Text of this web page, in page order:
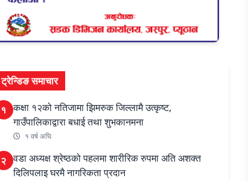
ट्रेन्डिङ समाचार
१ कक्षा १२को नतिजामा झिमरुक जिल्लामै उत्कृष्ट,
गाउँपालिकाद्वारा बधाई तथा शुभकानमना
१ वर्ष अघि
२ वडा अध्यक्ष श्रेष्ठको पहलमा शारीरिक रुपमा अति अशक्त
दिलिपलाइ घरमै नागरिकता प्रदान